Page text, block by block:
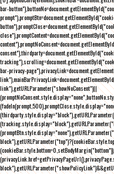
bar-
bar-privacy-
link"),getURLParameter("showNoConsent")||